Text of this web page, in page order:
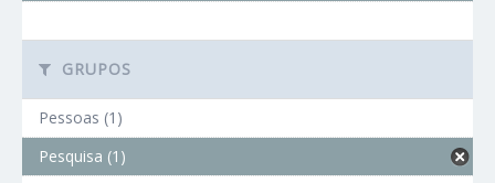
GRUPOS
Pessoas (1)
Pesquisa (1)